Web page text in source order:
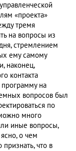
«проекта»
тремя
на вопросы из
стремлением
ему самому
наконец,
контакта
на
вопросов был
по
много
иные вопросы,
о чем
что в